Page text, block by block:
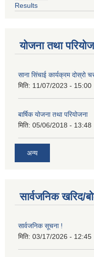
Results
योजना तथा
साना सिंचाई कार्यक्रम दोस्रो
मिति: 11/07/2023 - 15:00
बार्षिक योजना तथा परियोजना
मिति: 05/06/2018 - 13:48
अन्य
सार्वजनिक खरिद/
सार्वजनिक सूचना !
मिति: 03/17/2026 - 12:45